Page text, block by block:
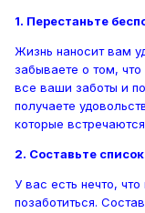
1. Перестаньте
Жизнь наносит вам
забываете о том, что
все ваши заботы и
получаете
которые
2. Составьте
У вас есть нечто,
позаботиться.